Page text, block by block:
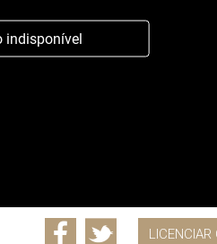
indisponível
LICENCIAR